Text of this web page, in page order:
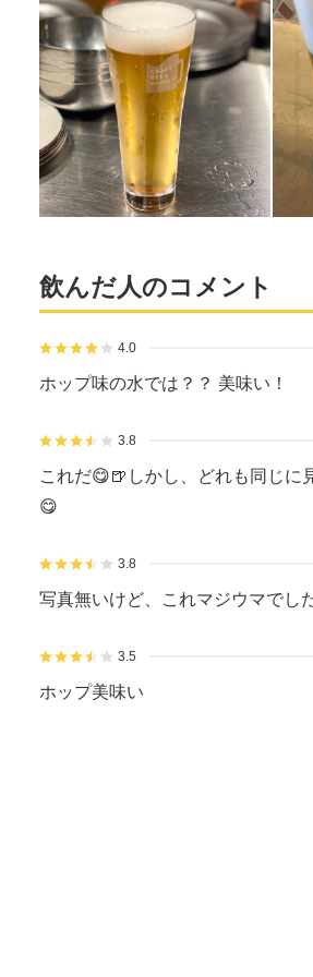
飲んだ人のコメント
4.0
ホップ味の水では？？ 美味い！
3.8
これだ😋🍺しかし、どれも同じ
😋
3.8
写真無いけど、これマジウマでし
3.5
ホップ美味い